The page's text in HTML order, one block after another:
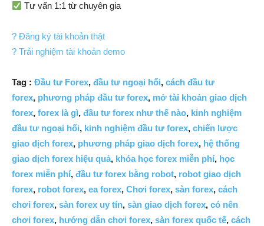
Tư vấn 1:1 từ chuyên gia
? Đăng ký tài khoản thật
? Trải nghiệm tài khoản demo
Tag : Đầu tư Forex, đầu tư ngoại hối, cách đầu tư
forex, phương pháp đầu tư forex, mở tài khoản giao dịch
forex, forex là gì, đầu tư forex như thế nào, kinh nghiệm
đầu tư ngoại hối, kinh nghiệm đầu tư forex, chiến lược
giao dịch forex, phương pháp giao dịch forex, hệ thống
giao dịch forex hiệu quả, khóa học forex miễn phí, học
forex miễn phí, đầu tư forex bằng robot, robot giao dịch
forex, robot forex, ea forex, Chơi forex, sàn forex, cách
chơi forex, sàn forex uy tín, sàn giao dịch forex, có nên
chơi forex, hướng dẫn chơi forex, sàn forex quốc tế, cách